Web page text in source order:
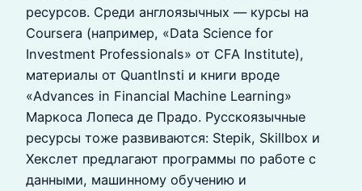
ресурсов. Среди англоязычных — курсы на
Coursera (например, «Data Science for
Investment Professionals» от CFA Institute),
материалы от QuantInsti и книги вроде
«Advances in Financial Machine Learning»
Маркоса Лопеса де Прадо. Русскоязычные
ресурсы тоже развиваются: Stepik, Skillbox и
Хекслет предлагают программы по работе с
данными, машинному обучению и